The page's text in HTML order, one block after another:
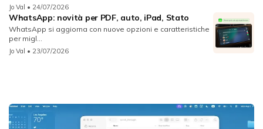
Jo Val • 24/07/2026
WhatsApp: novità per PDF, auto, iPad, Stato
WhatsApp si aggiorna con nuove opzioni e caratteristiche
per migl...
Jo Val • 23/07/2026